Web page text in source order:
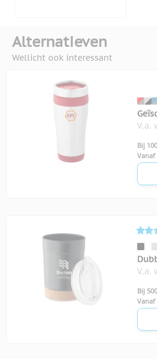
Alternatieven
Wellicht ook interessant
V.a.
Bij
Vanaf
300
V.a.
Bij
Vanaf